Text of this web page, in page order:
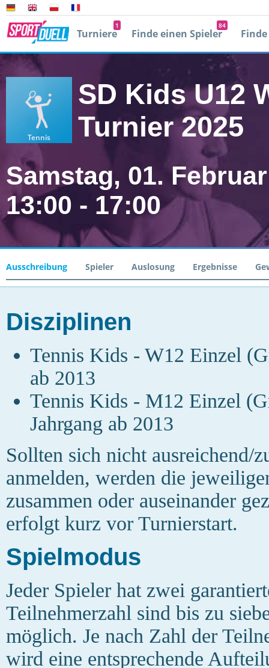
Turniere
1
Finde einen Spieler
84
Tennis
SD Kids U12
Turnier 2025
Samstag, 01.
13:00 - 17:00
Ausschreibung Spieler Auslosung Ergebnisse
Disziplinen
Tennis Kids - W12 Einzel
ab 2013
Tennis Kids - M12 Einzel
Jahrgang ab 2013
Sollten sich nicht ausreichend/
anmelden, werden die
zusammen oder auseinander
erfolgt kurz vor Turnierstart.
Spielmodus
Jeder Spieler hat zwei
Teilnehmerzahl sind bis zu
möglich. Je nach Zahl der
wird eine entsprechende
Player 2 0
0
Mit
Passwort